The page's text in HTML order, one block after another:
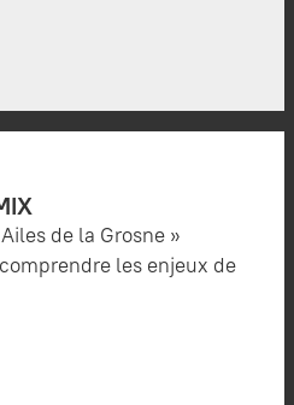
de la Grosne »
les enjeux de